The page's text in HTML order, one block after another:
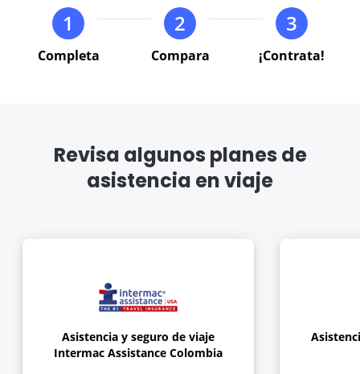
VER BLOG
keyboard
shortcuts
for
keyboard
for
1
Completa
2
Compara
3
¡Contrata!
Revisa algunos planes de
asistencia en viaje
Asistencia y seguro de viaje
Intermac Assistance Colombia